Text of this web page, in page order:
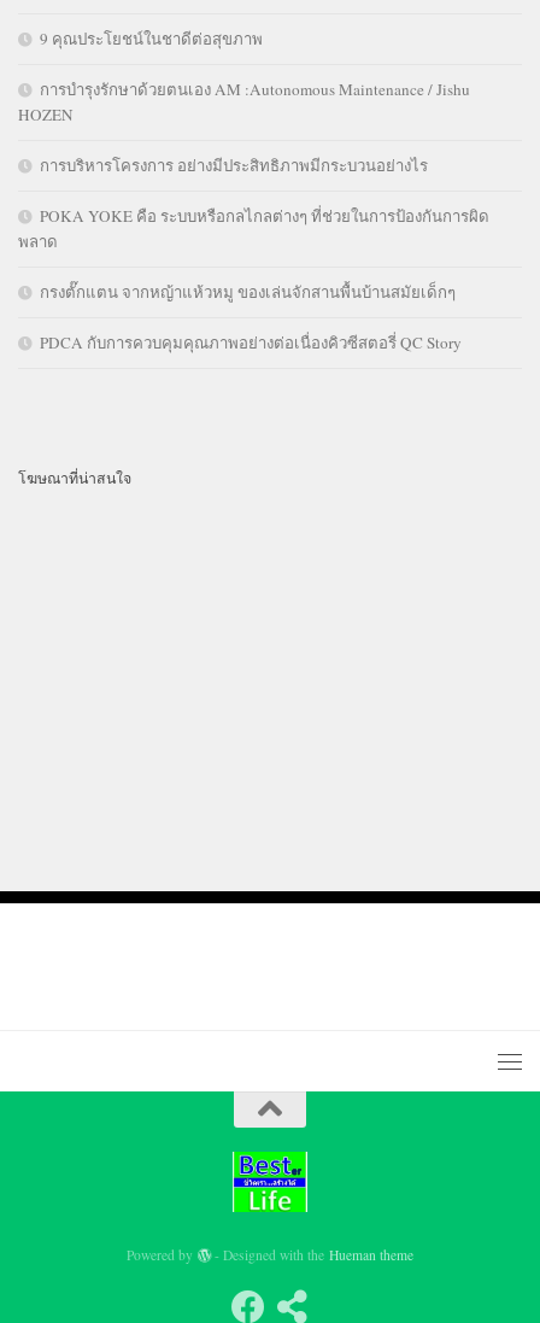
9 คุณประโยชน์ในชาดีต่อสุขภาพ
การบำรุงรักษาด้วยตนเอง AM :Autonomous Maintenance / Jishu
HOZEN
การบริหารโครงการ อย่างมีประสิทธิภาพมีกระบวนอย่างไร
POKA YOKE คือ ระบบหรือกลไกลต่างๆ ที่ช่วยในการป้องกันการผิด
พลาด
กรงตั๊กแตน จากหญ้าแห้วหมู ของเล่นจักสานพื้นบ้านสมัยเด็กๆ
PDCA กับการควบคุมคุณภาพอย่างต่อเนื่องคิวซีสตอรี่ QC Story
โฆษณาที่น่าสนใจ
Powered by - Designed with theHueman theme